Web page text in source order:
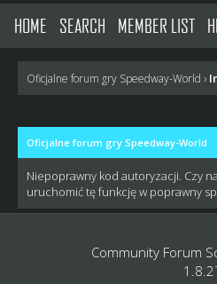
HOME SEARCH MEMBER LIST
Oficjalne forum gry Speedway-World ›
Oficjalne forum gry Speedway-World
Niepoprawny kod autoryzacji. Czy
uruchomić tę funkcję w poprawny
Community Forum